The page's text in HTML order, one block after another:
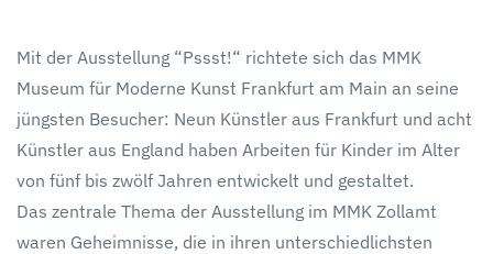
Eine
Ausstellung
für
Kinder
im
MMK
Mit der Ausstellung “Pssst!“ richtete sich das MMK
Museum für Moderne Kunst Frankfurt am Main an seine
jüngsten Besucher: Neun Künstler aus Frankfurt und acht
Künstler aus England haben Arbeiten für Kinder im Alter
von fünf bis zwölf Jahren entwickelt und gestaltet.
Das zentrale Thema der Ausstellung im MMK Zollamt
waren Geheimnisse, die in ihren unterschiedlichsten